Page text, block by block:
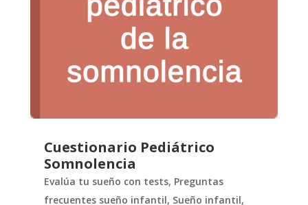
Cuestionario Pediátrico
Somnolencia
Evalúa tu sueño con tests, Preguntas
frecuentes sueño infantil, Sueño infantil,